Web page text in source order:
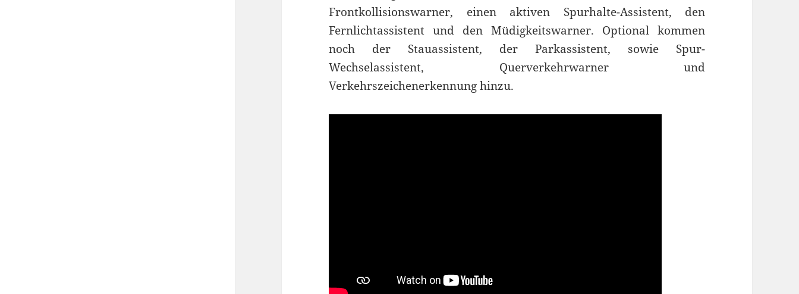
Frontkollisionswarner, einen aktiven Spurhalte-Assistent, den
Fernlichtassistent und den Müdigkeitswarner. Optional kommen
noch der Stauassistent, der Parkassistent, sowie Spur-
Wechselassistent, Querverkehrwarner und
Verkehrszeichenerkennung hinzu.